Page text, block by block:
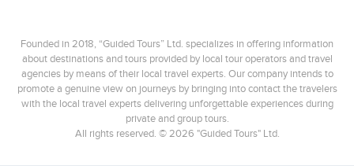
Founded in 2018, “Guided Tours” Ltd. specializes in offering information
about destinations and tours provided by local tour operators and travel
agencies by means of their local travel experts. Our company intends to
promote a genuine view on journeys by bringing into contact the travelers
with the local travel experts delivering unforgettable experiences during
private and group tours.
All rights reserved. © 2026 "Guided Tours" Ltd.